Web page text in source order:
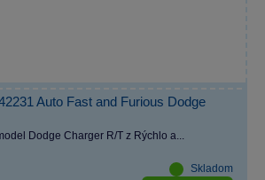
Auto Fast and Furious Dodge
Dodge Charger R/T z Rýchlo a...
Skladom